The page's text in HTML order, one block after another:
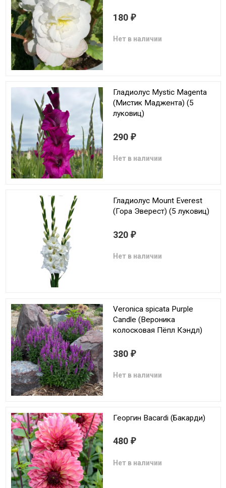
180 ₽
Нет в наличии
Гладиолус Mystic Magenta
(Мистик Маджента) (5
луковиц)
290 ₽
Нет в наличии
Гладиолус Mount Everest
(Гора Эверест) (5 луковиц)
320 ₽
Нет в наличии
Veronica spicata Purple
Candle (Вероника
колосковая Пёпл Кэндл)
380 ₽
Нет в наличии
Георгин Bacardi (Бакарди)
480 ₽
Нет в наличии